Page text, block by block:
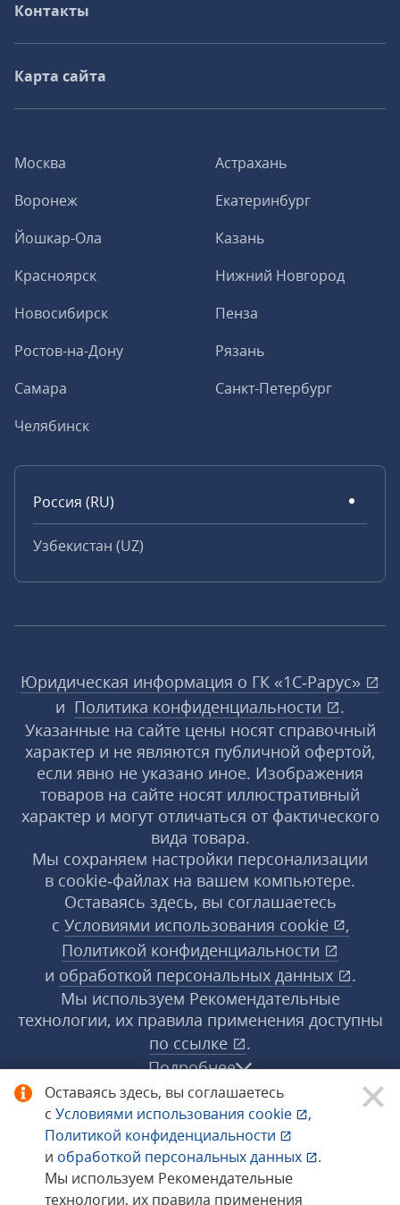
Оставаясь здесь, вы соглашаетесь
с Условиями использования cookie
,
Политикой конфиденциальности
и обработкой персональных данных
.
Мы используем Рекомендательные
технологии, их правила применения
Москва
Астрахань
Воронеж
Екатеринбург
Йошкар-Ола
Казань
Красноярск
Нижний Новгород
Новосибирск
Пенза
Ростов-на-Дону
Рязань
Самара
Санкт-Петербург
Челябинск
Россия (RU)
Узбекистан (UZ)
Контакты
Карта сайта
Юридическая информация о ГК «1С‑Рарус»
и Политика конфиденциальности
.
Указанные на сайте цены носят справочный
характер и не являются публичной офертой,
если явно не указано иное. Изображения
товаров на сайте носят иллюстративный
характер и могут отличаться от фактического
вида товара.
Мы сохраняем настройки персонализации
в cookie‑файлах на вашем компьютере.
Оставаясь здесь, вы соглашаетесь
с Условиями использования cookie
,
Политикой конфиденциальности
и обработкой персональных данных
.
Мы используем Рекомендательные
технологии, их правила применения доступны
по ссылке
.
Подробнее
© 1998−2026 «1С‑Рарус» ®. Все права
защищены.